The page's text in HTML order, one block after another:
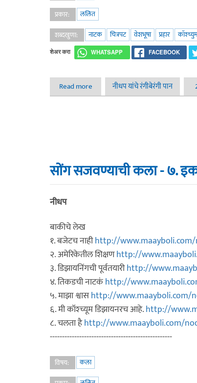
प्रकार:
ललित
शब्दखुणा:
नाटक चित्रपट वेशभूषा प्रहार
शेअर करा WHATSAPP FACEBOOK
Read more about सोंग सजवण्याची कला - ८. चलता है
नीधप यांचे रंगीबेरंगी पान
सोंग सजवण्याची कला - ७.
नीधप
बाकीचे लेख
१. बजेटच नाहीhttp://www.maayboli.com/
२. अमेरिकेतील शिक्षणhttp://
३. डिझायनिंगची पूर्वतयारीhttp://
४. तिकडची नाटकंhttp://
५. माझा श्वासhttp://www.maayboli.com/
६. मी कॉश्च्यूम डिझायनरच आहे.http://
८. चलता हैhttp://www.maayboli.com/
--------------------------------------------------
विषय:
कला